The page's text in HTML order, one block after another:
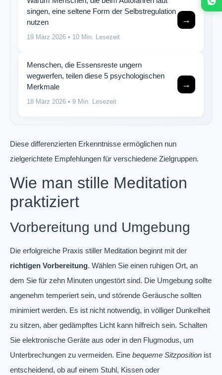
singen, eine seltene Form der Selbstregulation
nutzen
19 März 2026 • 10 Min. Lesezeit
→
Menschen, die Essensreste ungern
wegwerfen, teilen diese 5 psychologischen
Merkmale
18 März 2026 • 9 Min. Lesezeit
→
Diese differenzierten Erkenntnisse ermöglichen nun
zielgerichtete Empfehlungen für verschiedene Zielgruppen.
Wie man stille Meditation
praktiziert
Vorbereitung und Umgebung
Die erfolgreiche Praxis stiller Meditation beginnt mit der
richtigen Vorbereitung. Wählen Sie einen ruhigen Ort, an
dem Sie für zehn Minuten ungestört sind. Die Umgebung sollte
angenehm temperiert sein, und störende Geräusche sollten
minimiert werden. Es ist nicht notwendig, in völliger Dunkelheit
zu sitzen, aber gedämpftes Licht kann hilfreich sein. Schalten
Sie elektronische Geräte aus oder in den Flugmodus, um
Unterbrechungen zu vermeiden. Eine bequeme Sitzposition ist
entscheidend, ob auf einem Stuhl, Kissen oder